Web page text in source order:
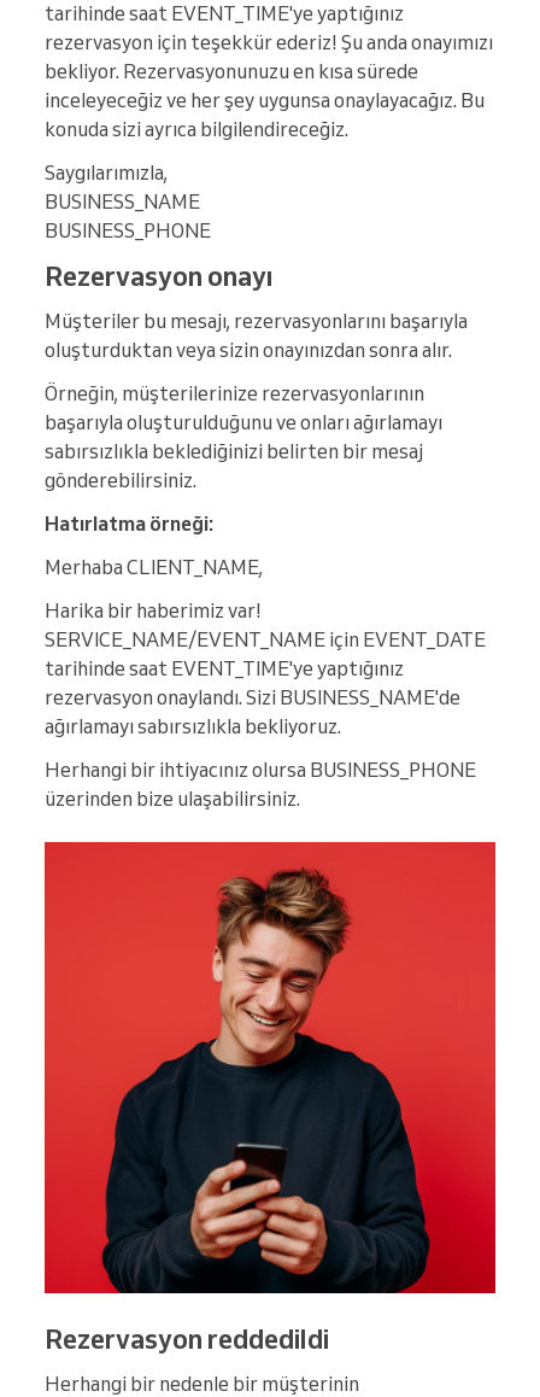
tarihinde saat EVENT_TIME'ye yaptığınız
rezervasyon için teşekkür ederiz! Şu anda onayımızı
bekliyor. Rezervasyonunuzu en kısa sürede
inceleyeceğiz ve her şey uygunsa onaylayacağız. Bu
konuda sizi ayrıca bilgilendireceğiz.
Saygılarımızla,
BUSINESS_NAME
BUSINESS_PHONE
Rezervasyon onayı
Müşteriler bu mesajı, rezervasyonlarını başarıyla
oluşturduktan veya sizin onayınızdan sonra alır.
Örneğin, müşterilerinize rezervasyonlarının
başarıyla oluşturulduğunu ve onları ağırlamayı
sabırsızlıkla beklediğinizi belirten bir mesaj
gönderebilirsiniz.
Hatırlatma örneği:
Merhaba CLIENT_NAME,
Harika bir haberimiz var!
SERVICE_NAME/EVENT_NAME için EVENT_DATE
tarihinde saat EVENT_TIME'ye yaptığınız
rezervasyon onaylandı. Sizi BUSINESS_NAME'de
ağırlamayı sabırsızlıkla bekliyoruz.
Herhangi bir ihtiyacınız olursa BUSINESS_PHONE
üzerinden bize ulaşabilirsiniz.
Rezervasyon reddedildi
Herhangi bir nedenle bir müşterinin